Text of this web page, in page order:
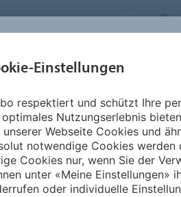
FLOORING SYSTEMS
EINSATZBEREICHE
bei Forbo Flooring
Einstellungen
respektiert und schützt Ihre
Nutzungserlebnis
unserer Webseite Cookies und
notwendige Cookies werden
Cookies nur, wenn Sie der
unter «Meine Einstellungen»
oder individuelle